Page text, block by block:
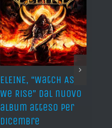
ELEINE, “Watch As
We Rise” dal nuovo
album atteso per
dicembre